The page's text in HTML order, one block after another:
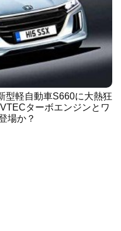
型軽自動車S660に大熱狂
ターボエンジンとワ
場か？